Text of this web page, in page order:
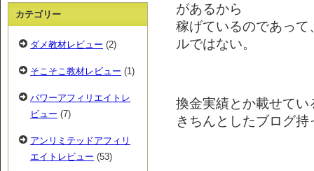
があるから
稼げているのであっ
ルではない。
換金実績とか載せてい
きちんとしたブログ
カテゴリー
ダメ教材レビュー (2)
そこそこ教材レビュー (1)
パワーアフィリエイトレ
ビュー (7)
アンリミテッドアフィリ
エイトレビュー (53)